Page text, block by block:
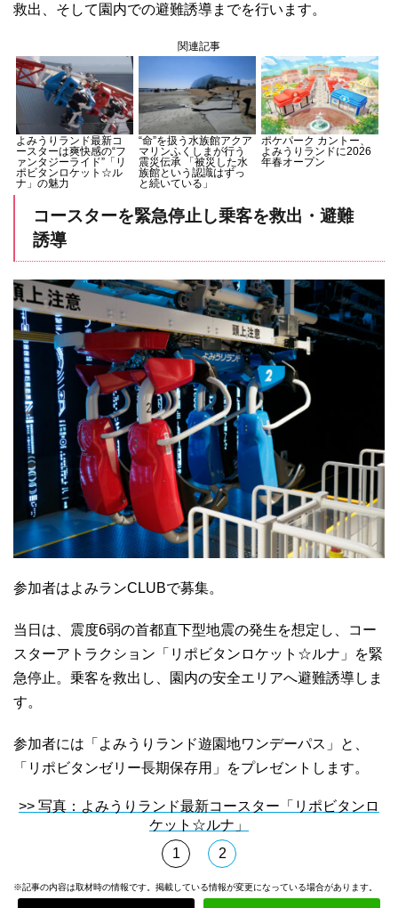
救出、そして園内での避難誘導までを行います。
関連記事
よみうりランド最新コ
ースターは爽快感の“フ
ァンタジーライド”「リ
ポビタンロケット☆ル
ナ」の魅力
“命”を扱う水族館アクア
マリンふくしまが行う
震災伝承 「被災した水
族館という認識はずっ
と続いている」
ポケパーク カントー、
よみうりランドに2026
年春オープン
コースターを緊急停止し乗客を救出・避難
誘導
参加者はよみランCLUBで募集。
当日は、震度6弱の首都直下型地震の発生を想定し、コー
スターアトラクション「リポビタンロケット☆ルナ」を緊
急停止。乗客を救出し、園内の安全エリアへ避難誘導しま
す。
参加者には「よみうりランド遊園地ワンデーパス」と、
「リポビタンゼリー長期保存用」をプレゼントします。
>> 写真：よみうりランド最新コースター「リポビタンロ
ケット☆ルナ」
1
2
※記事の内容は取材時の情報です。掲載している情報が変更になっている場合があります。